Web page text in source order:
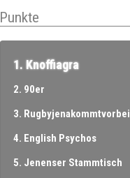
Punkte
1. Knoffiagra
2. 90er
3. Rugbyjenakommtvorbei
4. English Psychos
5. Jenenser Stammtisch